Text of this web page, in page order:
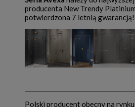
producenta New Trendy
potwierdzona 7 letnią gwarancją!
Polski producent obecny na